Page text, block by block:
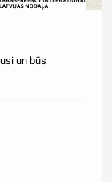
un būs